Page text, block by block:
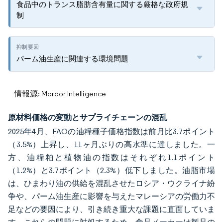
食品中のトランス脂肪含有量に関する厳格な政府規
制
パーム油生産に関連する環境問題
情報源: Mordor Intelligence
原材料価格の変動とサプライチェーンの混乱
2025年4月、FAOの油糧種子価格指数は前月比3.7ポイント
（3.5%）上昇し、11ヶ月ぶりの高水準に達しました。一
方、油糧粕と植物油の指数はそれぞれ1.1ポイント
（1.2%）と3.7ポイント（2.3%）低下しました。油脂市場
は、ひまわり油の供給を混乱させたロシア・ウクライナ紛
争や、パーム油生産に影響を与えたマレーシアの労働力不
足などの要因により、引き続き重大な課題に直面していま